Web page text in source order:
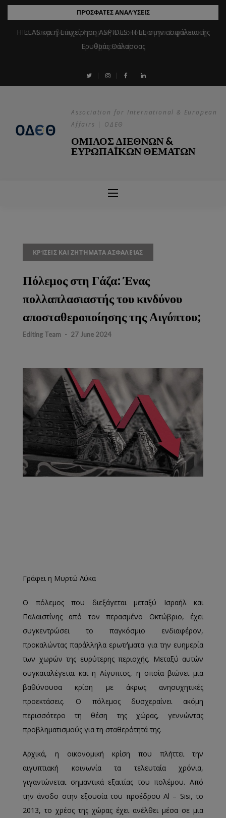
ΠΡΌΣΦΑΤΕΣ ΑΝΑΛΎΣΕΙΣ
Η EEAS και η Επιχείρηση ASPIDES: Η ΕΕ στην ασφάλεια της
Ερυθράς Θάλασσας
Association for International & European
Affairs | ΟΔΕΘ
ΟΜΙΛΟΣ ΔΙΕΘΝΩΝ &
ΕΥΡΩΠΑΪΚΩΝ ΘΕΜΑΤΩΝ
ΚΡΊΣΕΙΣ ΚΑΙ ΖΗΤΉΜΑΤΑ ΑΣΦΑΛΕΊΑΣ
Πόλεμος στη Γάζα: Ένας
πολλαπλασιαστής του κινδύνου
αποσταθεροποίησης της Αιγύπτου;
Editing Team - 27 June 2024
Γράφει η Μυρτώ Λύκα
Ο πόλεμος που διεξάγεται μεταξύ Ισραήλ και
Παλαιστίνης από τον περασμένο Οκτώβριο, έχει
συγκεντρώσει το παγκόσμιο ενδιαφέρον,
προκαλώντας παράλληλα ερωτήματα για την ευημερία
των χωρών της ευρύτερης περιοχής. Μεταξύ αυτών
συγκαταλέγεται και η Αίγυπτος, η οποία βιώνει μια
βαθύνουσα κρίση με άκρως ανησυχητικές
προεκτάσεις. Ο πόλεμος δυσχεραίνει ακόμη
περισσότερο τη θέση της χώρας, γεννώντας
προβληματισμούς για τη σταθερότητά της.
Αρχικά, η οικονομική κρίση που πλήττει την
αιγυπτιακή κοινωνία τα τελευταία χρόνια,
γιγαντώνεται σημαντικά εξαιτίας του πολέμου. Από
την άνοδο στην εξουσία του προέδρου Al – Sisi, το
2013, το χρέος της χώρας έχει ανέλθει μέσα σε μια